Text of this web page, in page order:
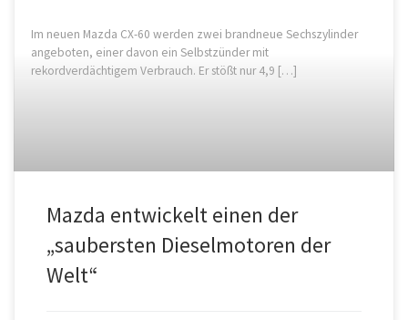
Im neuen Mazda CX-60 werden zwei brandneue Sechszylinder
angeboten, einer davon ein Selbstzünder mit
rekordverdächtigem Verbrauch. Er stößt nur 4,9 […]
Mazda entwickelt einen der
„saubersten Dieselmotoren der
Welt“